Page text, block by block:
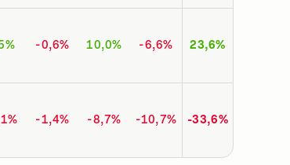
-0,6% 10,0% -6,6% 23,6%
-1,4% -8,7% -10,7% -33,6%